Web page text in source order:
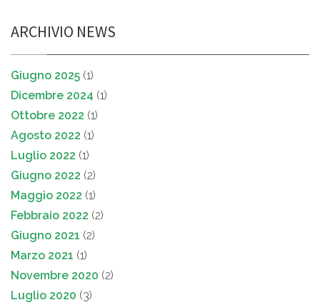
ARCHIVIO NEWS
Giugno 2025 (1)
Dicembre 2024 (1)
Ottobre 2022 (1)
Agosto 2022 (1)
Luglio 2022 (1)
Giugno 2022 (2)
Maggio 2022 (1)
Febbraio 2022 (2)
Giugno 2021 (2)
Marzo 2021 (1)
Novembre 2020 (2)
Luglio 2020 (3)